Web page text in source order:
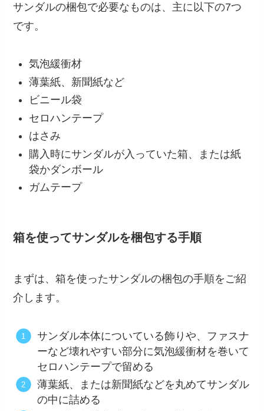
サンダルの梱包で必要なものは、主に以下の7つ
です。
気泡緩衝材
薄葉紙、新聞紙など
ビニール袋
セロハンテープ
はさみ
購入時にサンダルが入っていた箱、または紙
袋かダンボール
ガムテープ
箱を使ってサンダルを梱包する手順
まずは、箱を使ったサンダルの梱包の手順をご紹
介します。
サンダル本体についている飾りや、ファスナ
ーなど壊れやすい部分に気泡緩衝材を巻いて
セロハンテープで留める
薄葉紙、または新聞紙などを丸めてサンダル
の中に詰める